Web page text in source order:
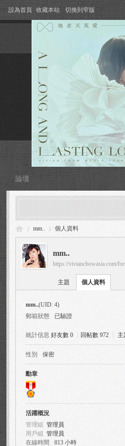
設為首頁 收藏本站 切換到窄版
論壇
›
mm..
›
個人資料
mm..
https://vivianchowasia.com/
主題 個人資料
mm..(UID: 4)
郵箱狀態
已驗證
統計信息 好友數 0 回帖數 972 主
性別 保密
勳章
活躍概況
管理組管理員
用戶組管理員
在線時間
813 小時